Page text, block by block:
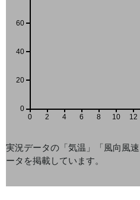
0 2 4 6 8 10 12
0
20
40
60
実況データの「気温」「風向風
ータを掲載しています。